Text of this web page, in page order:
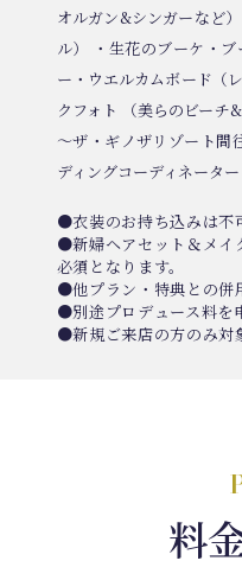
オルガン&シンガーなど
ル） ・生花のブーケ・
ー・ウエルカムボード（
クフォト （美らのビーチ
～ザ・ギノザリゾート間
ディングコーディネーター
●衣装のお持ち込みは不
●新婦ヘアセット＆メイ
必須となります。
●他プラン・特典との併
●別途プロデュース料を
●新規ご来店の方のみ対
料